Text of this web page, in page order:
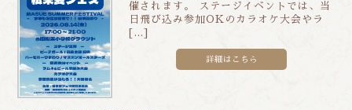
催されます。 ステージイベントでは、当
日飛び込み参加OKのカラオケ大会やラ
[…]
詳細はこちら